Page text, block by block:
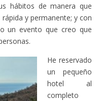
hábitos de manera que
y permanente; y con
un evento que creo que
He reservado
un pequeño
hotel al
completo